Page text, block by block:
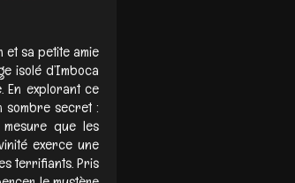
et sa petite amie
isolé d’Imboca
En explorant ce
sombre secret :
que les
exerce une
terrifiants. Pris